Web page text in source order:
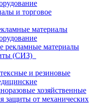
и торговое
материалы
рекламные материалы
(СИЗ)
и резиновые
хозяйственные
защиты от механических